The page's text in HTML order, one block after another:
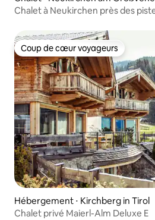
Chalet à Neukirchen près des
Coup de cœur voyageurs
Coup de cœur voyageurs
Hébergement ⋅ Kirchberg in Tirol
Chalet privé Maierl-Alm Deluxe E